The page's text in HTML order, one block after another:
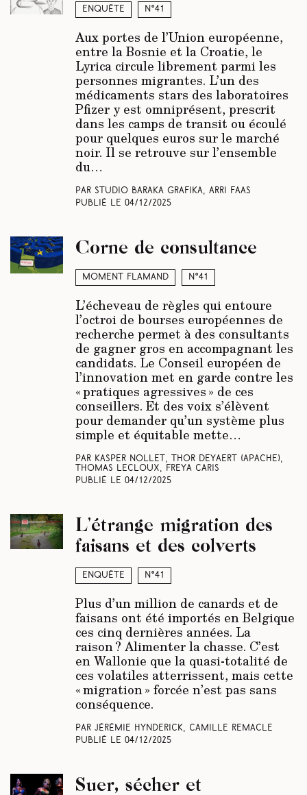
Enquête N°41
Aux portes de l’Union européenne,
entre la Bosnie et la Croatie, le
Lyrica circule librement parmi les
personnes migrantes. L’un des
médicaments stars des laboratoires
Pfizer y est omniprésent, prescrit
dans les camps de transit ou écoulé
pour quelques euros sur le marché
noir. Il se retrouve sur l’ensemble
du…
Par Studio Baraka Grafika, Arri Faas
Publié le 04/12/2025
Moment Flamand N°41
Corne de consultance
L’écheveau de règles qui entoure
l’octroi de bourses européennes de
recherche permet à des consultants
de gagner gros en accompagnant les
candidats. Le Conseil européen de
l’innovation met en garde contre les
« pratiques agressives » de ces
conseillers. Et des voix s’élèvent
pour demander qu’un système plus
simple et équitable mette…
Par Kasper Nollet, Thor Deyaert (Apache)
Thomas Lecloux, Freya Caris
Publié le 04/12/2025
Enquête N°41
L’étrange migration des
faisans et des colverts
Plus d’un million de canards et de
faisans ont été importés en Belgique
ces cinq dernières années. La
raison ? Alimenter la chasse. C’est
en Wallonie que la quasi-totalité de
ces volatiles atterrissent, mais cette
« migration » forcée n’est pas sans
conséquence.
Par Jérémie Hynderick, Camille Remacle
Publié le 04/12/2025
Suer, sécher et